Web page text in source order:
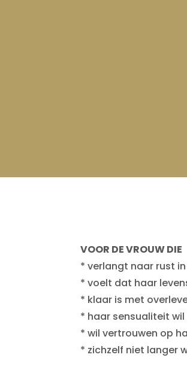
VOOR DE VROUW DIE
* verlangt naar rust
* voelt dat haar
* klaar is met
* haar sensualiteit
* wil vertrouwen op
* zichzelf niet langer